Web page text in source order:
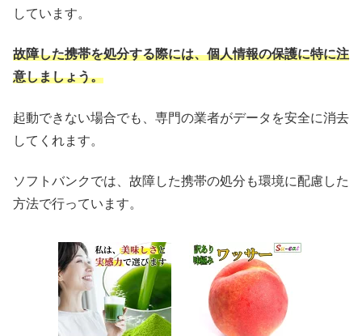
しています。
故障した携帯を処分する際には、個人情報の保護に特に注
意しましょう。
起動できない場合でも、専門の業者がデータを安全に消去
してくれます。
ソフトバンクでは、故障した携帯の処分も環境に配慮した
方法で行っています。